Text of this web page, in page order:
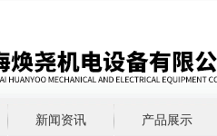
新闻资讯 产品展示